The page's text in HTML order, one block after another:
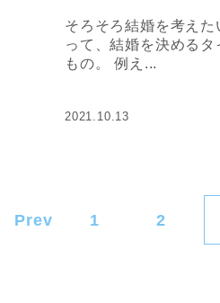
そろそろ結婚を考えた
って、結婚を決める
もの。 例え...
2021.10.13
Prev 1 2